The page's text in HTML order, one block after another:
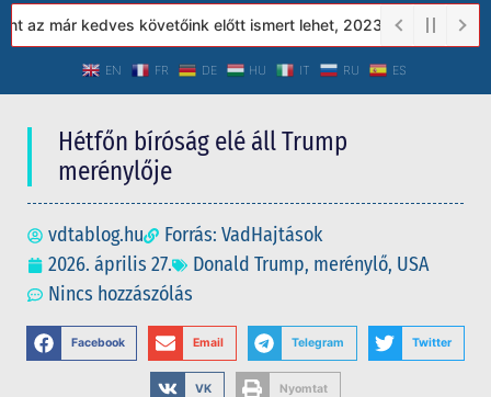
már kedves követőink előtt ismert lehet, 2023-tól a Védett
EN FR DE HU IT RU ES
Hétfőn bíróság elé áll Trump
merénylője
vdtablog.hu
Forrás: VadHajtások
2026. április 27.
Donald Trump, merénylő, USA
Nincs hozzászólás
Facebook Email Telegram Twitter
VK Nyomtat